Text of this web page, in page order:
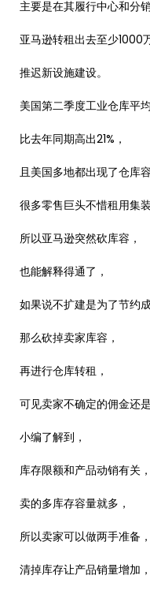
主要是在其履行中心和分销
亚马逊转租出去至少1000
推迟新设施建设。
美国第二季度工业仓库平
比去年同期高出21%，
且美国多地都出现了仓库
很多零售巨头不惜租用集
所以亚马逊突然砍库容，
也能解释得通了，
如果说不扩建是为了节约
那么砍掉卖家库容，
再进行仓库转租，
可见卖家不确定的佣金还
小编了解到，
库存限额和产品动销有关，
卖的多库存容量就多，
所以卖家可以做两手准备，
清掉库存让产品销量增加，